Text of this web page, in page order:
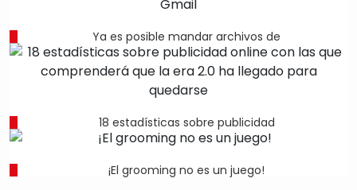
Ya es posible mandar archivos de
18 estadísticas sobre publicidad
¡El grooming no es un juego!